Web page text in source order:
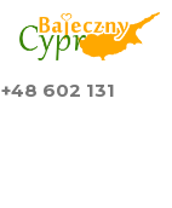
+48 602 131